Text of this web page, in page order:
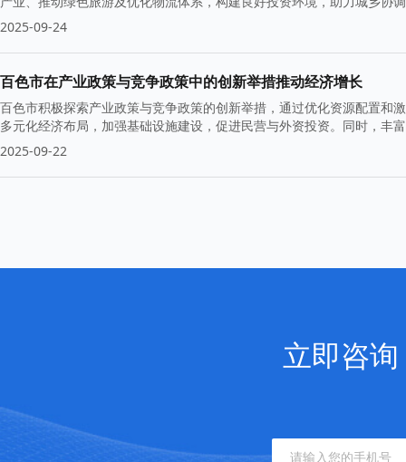
现经济高质量增长。
2025-09-24
百色市在产业政策与竞争政策中的创新举措推动经济增长
百色市积极探索产业政策与竞争政策的创新举措，通过优化资源配置和
多元化经济布局，加强基础设施建设，促进民营与外资投资。同时，丰
2025-09-22
立即咨